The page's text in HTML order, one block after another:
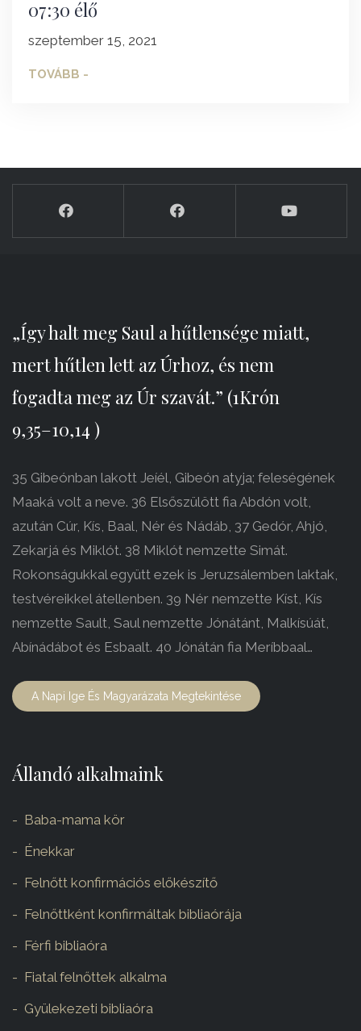
07:30 élő
szeptember 15, 2021
TOVÁBB -
„Így halt meg Saul a hűtlensége miatt,
mert hűtlen lett az Úrhoz, és nem
fogadta meg az Úr szavát.” (1Krón
9,35–10,14 )
35 Gibeónban lakott Jeíél, Gibeón atyja; feleségének
Maaká volt a neve. 36 Elsőszülött fia Abdón volt,
azután Cúr, Kís, Baal, Nér és Nádáb, 37 Gedór, Ahjó,
Zekarjá és Miklót. 38 Miklót nemzette Simát.
Rokonságukkal együtt ezek is Jeruzsálemben laktak,
testvéreikkel átellenben. 39 Nér nemzette Kíst, Kís
nemzette Sault, Saul nemzette Jónátánt, Malkísúát,
Abínádábot és Esbaalt. 40 Jónátán fia Meríbbaal…
A Napi Ige És Magyarázata Megtekintése
Állandó alkalmaink
Baba-mama kör
Énekkar
Felnőtt konfirmációs előkészítő
Felnőttként konfirmáltak bibliaórája
Férfi bibliaóra
Fiatal felnőttek alkalma
Gyülekezeti bibliaóra